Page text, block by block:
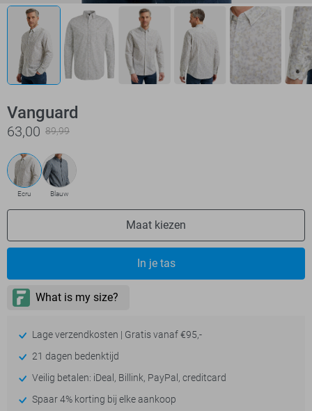
Vanguard
63,00 89,99
Ecru Blauw
Maat kiezen
In je tas
Lage verzendkosten | Gratis vanaf €95,-
21 dagen bedenktijd
Veilig betalen: iDeal, Billink, PayPal, creditcard
Spaar 4% korting bij elke aankoop